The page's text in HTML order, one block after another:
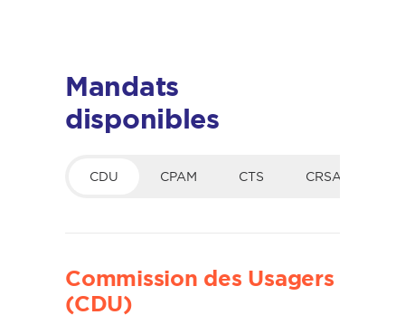
Mandats
disponibles
CDU CPAM CTS CRSA
Commission des Usagers
(CDU)